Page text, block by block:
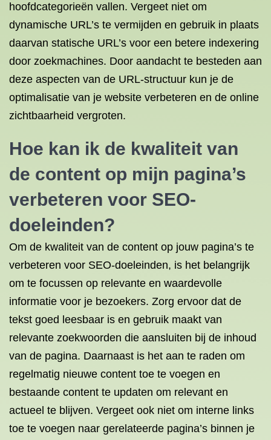
hoofdcategorieën vallen. Vergeet niet om
dynamische URL’s te vermijden en gebruik in plaats
daarvan statische URL’s voor een betere indexering
door zoekmachines. Door aandacht te besteden aan
deze aspecten van de URL-structuur kun je de
optimalisatie van je website verbeteren en de online
zichtbaarheid vergroten.
Hoe kan ik de kwaliteit van
de content op mijn pagina’s
verbeteren voor SEO-
doeleinden?
Om de kwaliteit van de content op jouw pagina’s te
verbeteren voor SEO-doeleinden, is het belangrijk
om te focussen op relevante en waardevolle
informatie voor je bezoekers. Zorg ervoor dat de
tekst goed leesbaar is en gebruik maakt van
relevante zoekwoorden die aansluiten bij de inhoud
van de pagina. Daarnaast is het aan te raden om
regelmatig nieuwe content toe te voegen en
bestaande content te updaten om relevant en
actueel te blijven. Vergeet ook niet om interne links
toe te voegen naar gerelateerde pagina’s binnen je